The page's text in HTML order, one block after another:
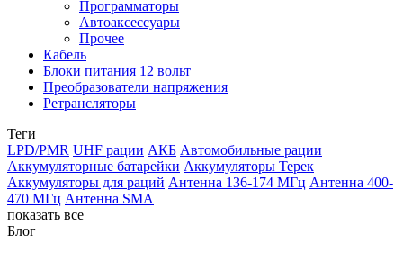
Программаторы
Автоаксессуары
Прочее
Кабель
Блоки питания 12 вольт
Преобразователи напряжения
Ретрансляторы
Теги
LPD/PMR UHF рации АКБ Автомобильные рации
Аккумуляторные батарейки Аккумуляторы Терек
Аккумуляторы для раций Антенна 136-174 МГц Антенна 400-
470 МГц Антенна SMA
показать все
Блог